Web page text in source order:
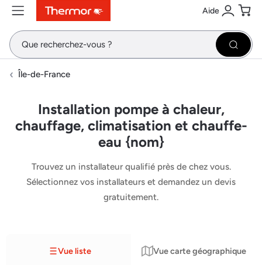
ContenuMenuRecherche Aide
Se
Île-de-France
Installation pompe à chaleur,
chauffage, climatisation et chauffe-
eau {nom}
Trouvez un installateur qualifié près de chez vous.
Sélectionnez vos installateurs et demandez un devis
gratuitement.
Vue liste Vue carte géographique